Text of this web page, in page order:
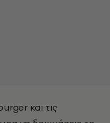
και τις